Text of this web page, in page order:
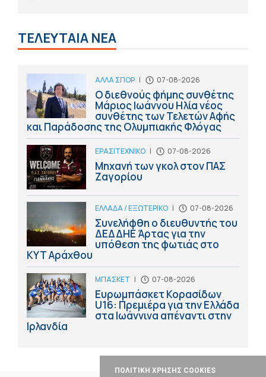
ΠΟΛΙΤΙΚΗ ΧΡΗΣΗΣ COOKIES
ΤΕΛΕΥΤΑΙΑ ΝΕΑ
ΑΛΛΑ ΣΠΟΡ | 07-08-2026
Ο διεθνούς φήμης συνθέτης
Μάριος Ιωάννου Ηλία νέος
συνθέτης των Τελετών Αφής
και Παράδοσης της Ολυμπιακής Φλόγας
ΕΡΑΣΙΤΕΧΝΙΚΟ | 07-08-2026
Μηχανή των γκολ στον ΠΑΣ
Ζαγορίου
ΕΛΛΑΔΑ / ΕΞΩΤΕΡΙΚΟ | 07-08-2026
Συνελήφθη ο διευθυντής του
ΔΕΔΔΗΕ Άρτας για την
υπόθεση της φωτιάς στο
ΚΥΤ Αράχθου
ΜΠΑΣΚΕΤ | 07-08-2026
Ευρωμπάσκετ Κορασίδων
U16: Πρεμιέρα για την Ελλάδα
στα Ιωάννινα απέναντι στην
Ιρλανδία